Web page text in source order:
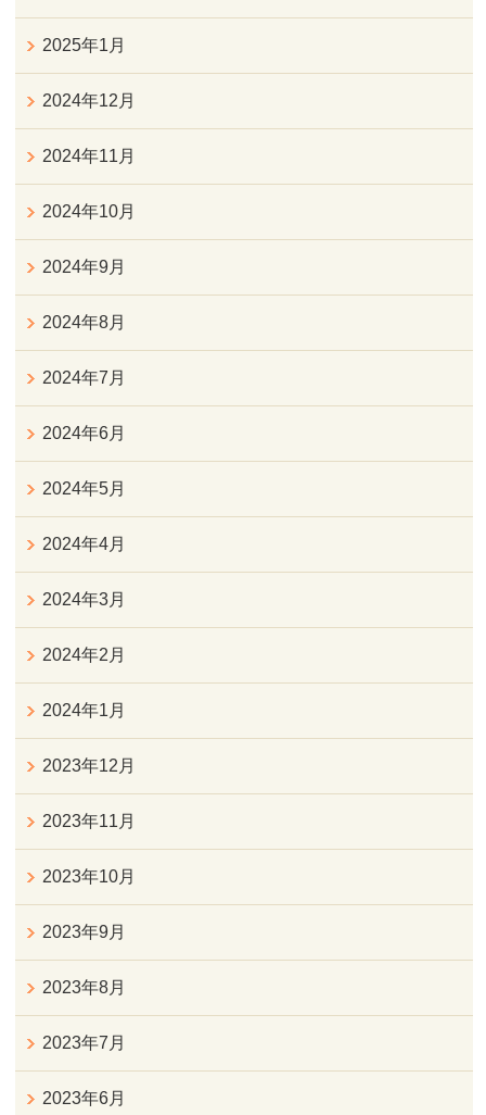
2025年1月
2024年12月
2024年11月
2024年10月
2024年9月
2024年8月
2024年7月
2024年6月
2024年5月
2024年4月
2024年3月
2024年2月
2024年1月
2023年12月
2023年11月
2023年10月
2023年9月
2023年8月
2023年7月
2023年6月